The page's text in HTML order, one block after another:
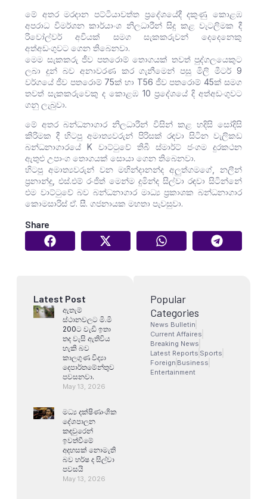
මේ අතර මරදාන පට්ටියාවත්ත ප්‍රදේශයේදී දකුණු කොළඹ
අපරාධ විමර්ශන කාර්යාංශ නිලධාරීන් සිදු කළ වැටලිමක දී
රිවෝල්වර් අවියක් සමග සැකකරුවන් දෙදෙනෙකු
අත්අඩංගුවට ගෙන තිබෙනවා.
මෙම සැකකරු ජීව පතරොම් තොගයක් තවත් පුද්ගලයෙකුට
ලබා දුන් බව අනාවරණ කර ගැනීමෙන් පසු මිලි මීටර් 9
වර්ගයේ ජීව පතරොම් 75ක් හා T56 ජීව පතරොම් 45ක් සමග
තවත් සැකකරුවෙකු ද කොළඹ 10 ප්‍රදේශයේ දි අත්අඩංගුවට
ගනු ලැබුවා.
මේ අතර බන්ධනාගාර නිලධාරීන් විසින් කළ හදිසි සෝදිසි
කිරිමක දී හිටපු අමාත්‍යවරුන් පිරිසක් රඳවා සිටින වැලිකඩ
බන්ධනාගාරයේ K වාට්ටුවේ තිබී ස්මාර්ට් ජංගම දුරකථන
ඇතුළු උපාංග තොගයක් සොයා ගෙන තිබෙනවා.
හිටපු අමාත්‍යවරුන් වන මහින්දානන්ද අලුත්ගමගේ, නලීන්
ප්‍රනාන්දු, එස්.එම් රංජිත් මෙන්ම දුමින්ද සිල්වා රඳවා සිටින්නේ
එම වාට්ටුවේ බව බන්ධනාගාර මාධ්‍ය ප්‍රකාශක බන්ධනාගාර
කොමසාරිස් ඒ. සී. ගජනායක මහතා පැවසුවා.
Share
Latest Post
ඇතැම්
ස්ථානවලට මි.මි
200ට වැඩි ඉතා
තද වැසි ඇතිවිය
හැකි බව
කාලගුණ විද්‍යා
දෙපාර්තමේන්තුව
පවසනවා.
May 13, 2026
මධ්‍ය දක්ෂිණාංශික
දේශපාලන
කඳවුරෙන්
ඉවත්වීමේ
අදහසක් නොමැති
බව හර්ෂ ද සිල්වා
පවසයි
May 13, 2026
Popular
Categories
News Bulletin
Current Affaires
Breaking News
Latest Reports Sports
Foreign Business
Entertainment